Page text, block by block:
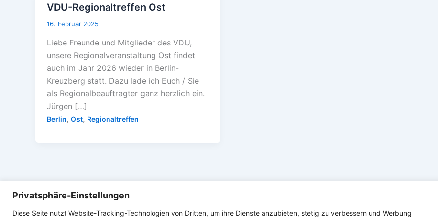
Privatsphäre-Einstellungen
Diese Seite nutzt Website-Tracking-Technologien von Dritten, um ihre Dienste anzubieten, stetig zu verbessern und Werbung
VDU-Regionaltreffen Ost
16. Februar 2025
Liebe Freunde und Mitglieder des VDU,
unsere Regionalveranstaltung Ost findet
auch im Jahr 2026 wieder in Berlin-
Kreuzberg statt. Dazu lade ich Euch / Sie
als Regionalbeauftragter ganz herzlich ein.
Jürgen […]
Berlin, Ost, Regionaltreffen
Copyright © 2026 Verband Deutscher Ubootfahrer e.V.